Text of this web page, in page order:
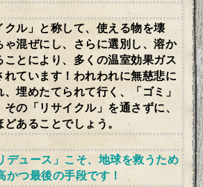
クル」と称して、使える物を壊
ゃ混ぜにし、さらに選別し、溶か
ことにより、多くの温室効果ガス
れています！われわれに無慈悲に
埋めたてられて行く、「ゴミ」
その「リサイクル」を通さずに、
あることでしょう。
デュース」こそ、地球を救うため
かつ最後の手段です！